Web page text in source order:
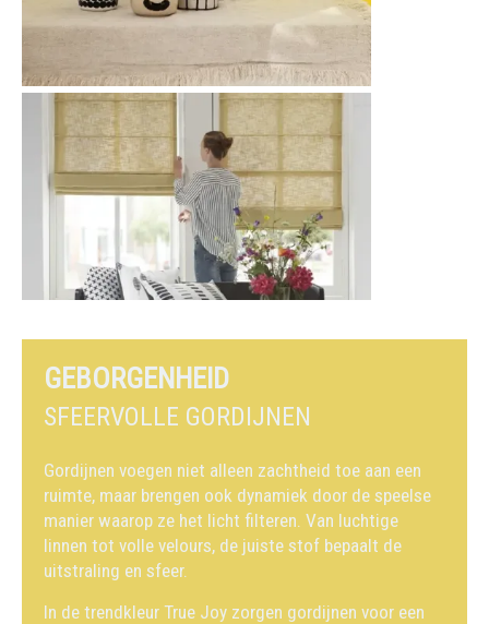
GEBORGENHEID
SFEERVOLLE GORDIJNEN
Gordijnen voegen niet alleen zachtheid toe aan een
ruimte, maar brengen ook dynamiek door de speelse
manier waarop ze het licht filteren. Van luchtige
linnen tot volle velours, de juiste stof bepaalt de
uitstraling en sfeer.
In de trendkleur True Joy zorgen gordijnen voor een